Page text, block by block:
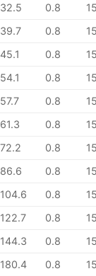
32.5 0.8
39.7 0.8
45.1 0.8
54.1 0.8
57.7 0.8
61.3 0.8
72.2 0.8
86.6 0.8
104.6 0.8
122.7 0.8
144.3 0.8
180.4 0.8